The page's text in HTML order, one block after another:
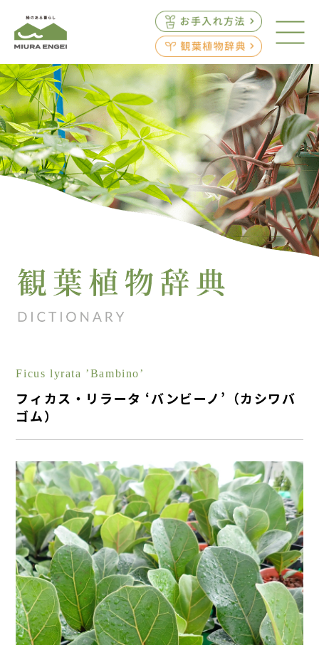
Ficus lyrata ’Bambino’
フィカス・リラータ ‘バンビーノ’（カシワバ
ゴム）